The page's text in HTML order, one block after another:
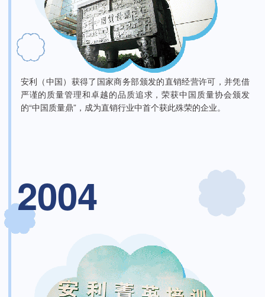
安利（中国）获得了国家商务部颁发的直销经营许可，并凭借
严谨的质量管理和卓越的品质追求，荣获中国质量协会颁发
的“中国质量鼎”，成为直销行业中首个获此殊荣的企业。
2004